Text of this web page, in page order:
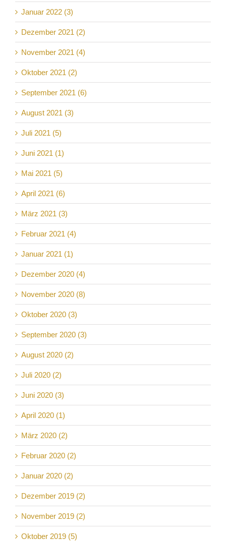
Januar 2022 (3)
Dezember 2021 (2)
November 2021 (4)
Oktober 2021 (2)
September 2021 (6)
August 2021 (3)
Juli 2021 (5)
Juni 2021 (1)
Mai 2021 (5)
April 2021 (6)
März 2021 (3)
Februar 2021 (4)
Januar 2021 (1)
Dezember 2020 (4)
November 2020 (8)
Oktober 2020 (3)
September 2020 (3)
August 2020 (2)
Juli 2020 (2)
Juni 2020 (3)
April 2020 (1)
März 2020 (2)
Februar 2020 (2)
Januar 2020 (2)
Dezember 2019 (2)
November 2019 (2)
Oktober 2019 (5)